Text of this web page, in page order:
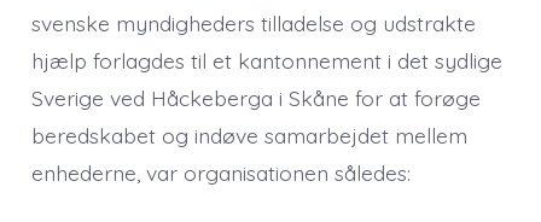
svenske myndigheders tilladelse og udstrakte
hjælp forlagdes til et kantonnement i det sydlige
Sverige ved Håckeberga i Skåne for at forøge
beredskabet og indøve samarbejdet mellem
enhederne, var organisationen således: